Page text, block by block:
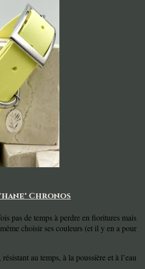
Chronos
pas de temps à perdre en fioritures mais
choisir ses couleurs (et il y en a pour
au temps, à la poussière et à l’eau